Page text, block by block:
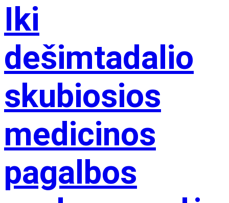
Iki
dešimtadalio
skubiosios
medicinos
pagalbos